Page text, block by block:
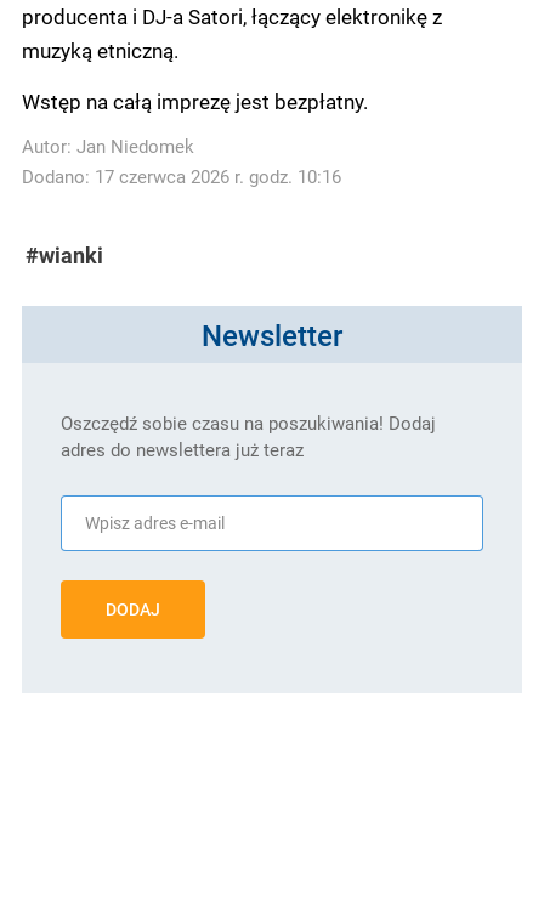
producenta i DJ-a Satori, łączący elektronikę z
muzyką etniczną.
Wstęp na całą imprezę jest bezpłatny.
Autor: Jan Niedomek
Dodano: 17 czerwca 2026 r. godz. 10:16
#wianki
Newsletter
Oszczędź sobie czasu na poszukiwania! Dodaj
adres do newslettera już teraz
DODAJ